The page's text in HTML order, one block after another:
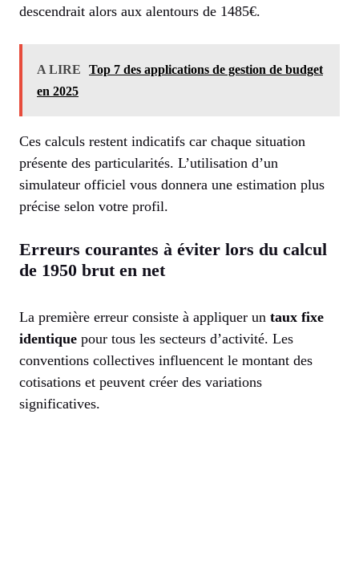
descendrait alors aux alentours de 1485€.
A LIRE
Top 7 des applications de gestion de budget
en 2025
Ces calculs restent indicatifs car chaque situation
présente des particularités. L’utilisation d’un
simulateur officiel vous donnera une estimation plus
précise selon votre profil.
Erreurs courantes à éviter lors du calcul
de 1950 brut en net
La première erreur consiste à appliquer un taux fixe
identique pour tous les secteurs d’activité. Les
conventions collectives influencent le montant des
cotisations et peuvent créer des variations
significatives.